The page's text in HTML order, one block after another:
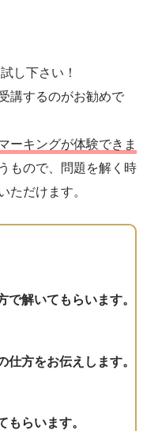
し下さい！
講するのがお勧めで
ーキングが体験できま
もので、問題を解く時
ただけます。
で解いてもらいます。
方をお伝えします。
もらいます。